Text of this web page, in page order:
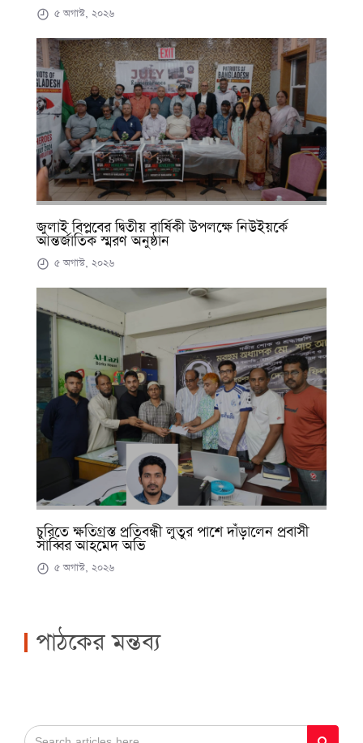
৫ অগাস্ট, ২০২৬
জুলাই বিপ্লবের দ্বিতীয় বার্ষিকী উপলক্ষে নিউইয়র্কে
আন্তর্জাতিক স্মরণ অনুষ্ঠান
৫ অগাস্ট, ২০২৬
চুরিতে ক্ষতিগ্রস্ত প্রতিবন্ধী লুতুর পাশে দাঁড়ালেন প্রবাসী
সাব্বির আহমেদ অভি
৫ অগাস্ট, ২০২৬
পাঠকের মন্তব্য